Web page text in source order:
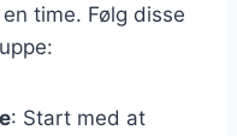
time. Følg disse
: Start med at